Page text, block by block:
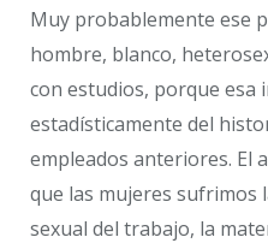
Muy probablemente ese
hombre, blanco,
con estudios, porque esa
estadísticamente del
empleados anteriores. El
que las mujeres sufrimos
sexual del trabajo, la